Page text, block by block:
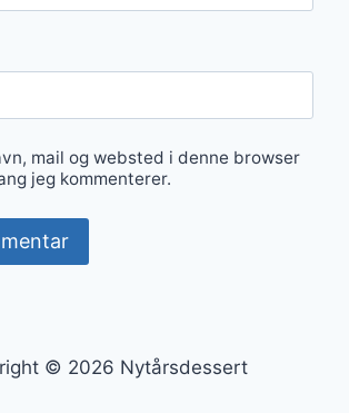
mail og websted i denne browser
jeg kommenterer.
© 2026 Nytårsdessert